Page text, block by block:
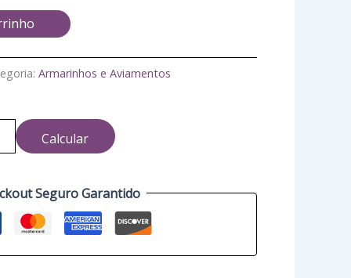
Armarinhos e Aviamentos
Calcular
Seguro Garantido